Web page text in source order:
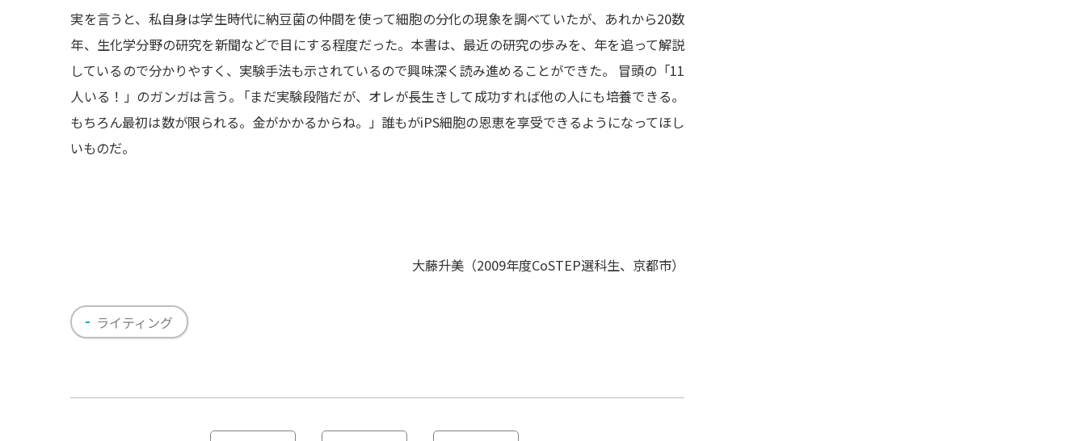
実を言うと、私自身は学生時代に納豆菌の仲間を使って細胞の分化の現象を調べていたが、あれから20数
年、生化学分野の研究を新聞などで目にする程度だった。本書は、最近の研究の歩みを、年を追って解説
しているので分かりやすく、実験手法も示されているので興味深く読み進めることができた。 冒頭の「11
人いる！」のガンガは言う。 「まだ実験段階だが、オレが長生きして成功すれば他の人にも培養できる。
もちろん最初は数が限られる。金がかかるからね。」誰もがiPS細胞の恩恵を享受できるようになってほし
いものだ。
大藤升美（2009年度CoSTEP選科生、京都市）
ライティング
投